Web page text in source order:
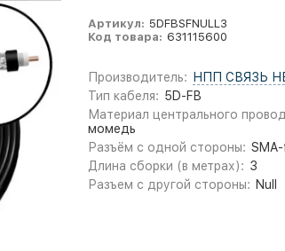
Артикул: 5DFBSFNULL3
Код товара: 631115600
Производитель:
НПП СВЯЗЬ
Тип кабеля: 5D-FB
Материал центрального
момедь
Разъём с одной стороны:
Длина сборки (в метрах): 3
Разъем с другой стороны: Null